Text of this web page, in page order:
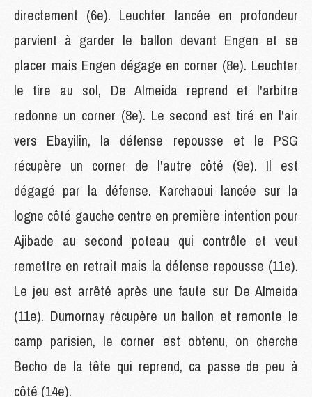
directement (6e). Leuchter lancée en profondeur
parvient à garder le ballon devant Engen et se
placer mais Engen dégage en corner (8e). Leuchter
le tire au sol, De Almeida reprend et l'arbitre
redonne un corner (8e). Le second est tiré en l'air
vers Ebayilin, la défense repousse et le PSG
récupère un corner de l'autre côté (9e). Il est
dégagé par la défense. Karchaoui lancée sur la
logne côté gauche centre en première intention pour
Ajibade au second poteau qui contrôle et veut
remettre en retrait mais la défense repousse (11e).
Le jeu est arrêté après une faute sur De Almeida
(11e). Dumornay récupère un ballon et remonte le
camp parisien, le corner est obtenu, on cherche
Becho de la tête qui reprend, ca passe de peu à
côté (14e).